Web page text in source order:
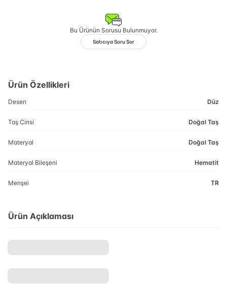
Bu Ürünün Sorusu Bulunmuyor.
Satıcıya Soru Sor
Ürün Özellikleri
Desen Düz
Taş Cinsi Doğal Taş
Materyal Doğal Taş
Materyal Bileşeni Hematit
Menşei TR
Ürün Açıklaması